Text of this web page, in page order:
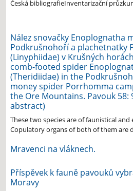
Česká bibliografieInventarizační
Nález snovačky Enoplognatha
Podkrušnohoří a plachetnatky
(Linyphiidae) v Krušných
comb-footed spider
(Theridiidae) in the
money spider Porrhomma
the Ore Mountains. Pavouk 58:
abstract)
These two species are of faunistical
Copulatory organs of both of them are
Mravenci na vláknech.
Příspěvek k fauně pavouků
Moravy